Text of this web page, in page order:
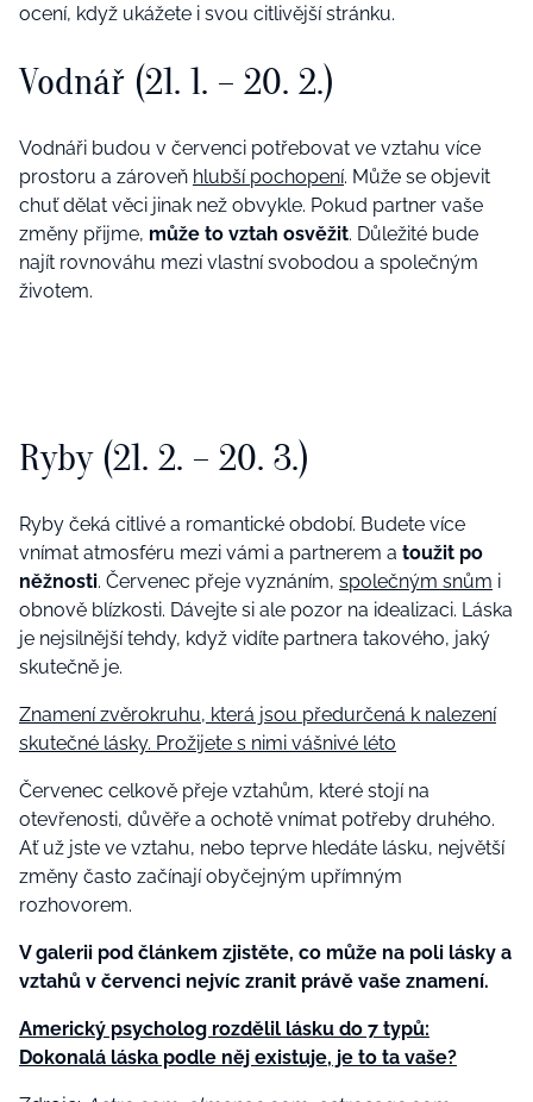
ocení, když ukážete i svou citlivější stránku.
Vodnář (21. 1. – 20. 2.)
Vodnáři budou v červenci potřebovat ve vztahu více
prostoru a zároveň hlubší pochopení. Může se objevit
chuť dělat věci jinak než obvykle. Pokud partner vaše
změny přijme, může to vztah osvěžit. Důležité bude
najít rovnováhu mezi vlastní svobodou a společným
životem.
Ryby (21. 2. – 20. 3.)
Ryby čeká citlivé a romantické období. Budete více
vnímat atmosféru mezi vámi a partnerem a toužit po
něžnosti. Červenec přeje vyznáním, společným snům i
obnově blízkosti. Dávejte si ale pozor na idealizaci. Láska
je nejsilnější tehdy, když vidíte partnera takového, jaký
skutečně je.
Znamení zvěrokruhu, která jsou předurčená k nalezení
skutečné lásky. Prožijete s nimi vášnivé léto
Červenec celkově přeje vztahům, které stojí na
otevřenosti, důvěře a ochotě vnímat potřeby druhého.
Ať už jste ve vztahu, nebo teprve hledáte lásku, největší
změny často začínají obyčejným upřímným
rozhovorem.
V galerii pod článkem zjistěte, co může na poli lásky a
vztahů v červenci nejvíc zranit právě vaše znamení.
Americký psycholog rozdělil lásku do 7 typů:
Dokonalá láska podle něj existuje, je to ta vaše?